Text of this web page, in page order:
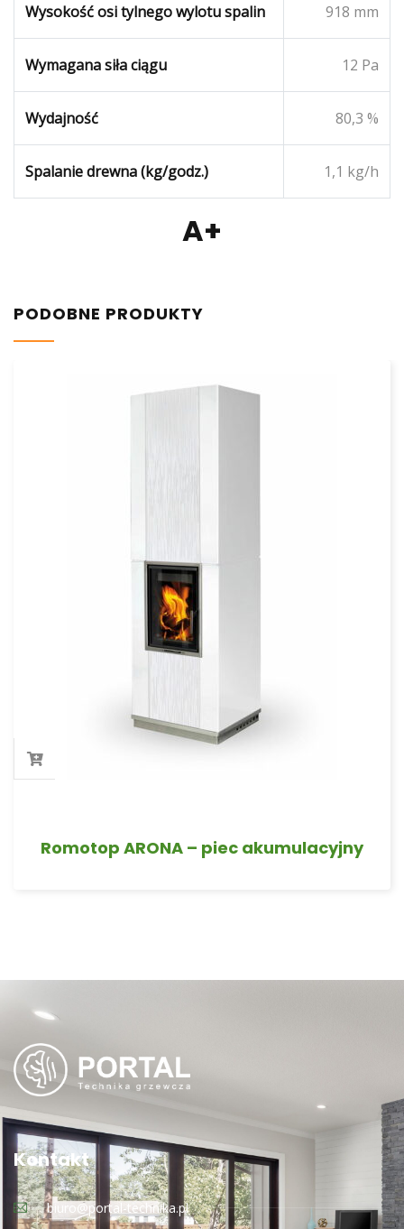
Wysokość osi tylnego wylotu spalin 918 mm
Wymagana siła ciągu 12 Pa
Wydajność 80,3 %
Spalanie drewna (kg/godz.) 1,1 kg/h
A+
PODOBNE PRODUKTY
Romotop ARONA – piec akumulacyjny
Kontakt
biuro@portal-technika.pl